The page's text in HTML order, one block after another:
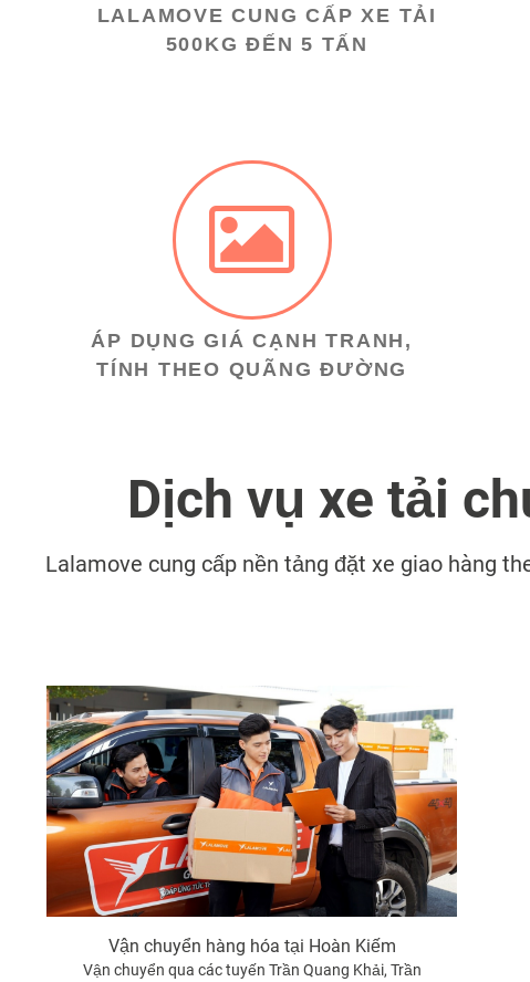
LALAMOVE CUNG CẤP XE TẢI
500KG ĐẾN 5 TẤN
ÁP DỤNG GIÁ CẠNH TRANH,
TÍNH THEO QUÃNG ĐƯỜNG
Dịch vụ xe tải
Lalamove cung cấp nền tảng đặt xe giao hàng
Vận chuyển hàng hóa tại Hoàn Kiếm
Vận chuyển qua các tuyến Trần Quang Khải, Trần